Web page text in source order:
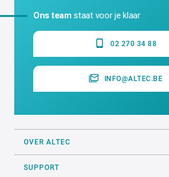
Ons team staat voor je klaar
02 270 34 88
INFO@ALTEC.BE
OVER ALTEC
SUPPORT